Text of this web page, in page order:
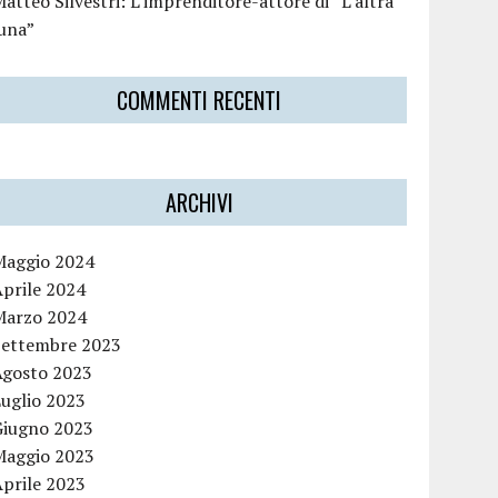
COMMENTI RECENTI
ARCHIVI
2024
2024
2024
2023
2023
2023
2023
2023
2023